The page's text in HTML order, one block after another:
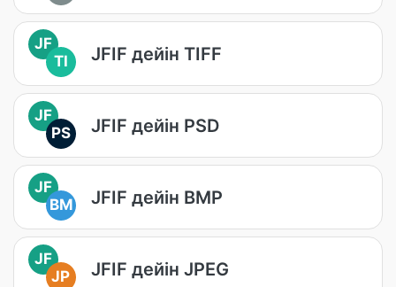
JF
TI
JFIF дейін TIFF
JF
PS
JFIF дейін PSD
JF
BM
JFIF дейін BMP
JF
JP
JFIF дейін JPEG